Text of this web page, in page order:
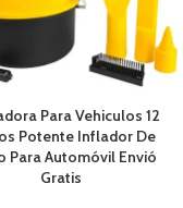
Para Vehiculos 12
Potente Inflador De
Para Automóvil Envió
Gratis